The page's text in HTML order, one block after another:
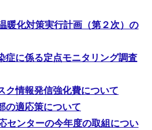
暖化対策実行計画（第２次）の
症に係る定点モニタリング調査
ク情報発信強化費について
の適応策について
センターの今年度の取組につい